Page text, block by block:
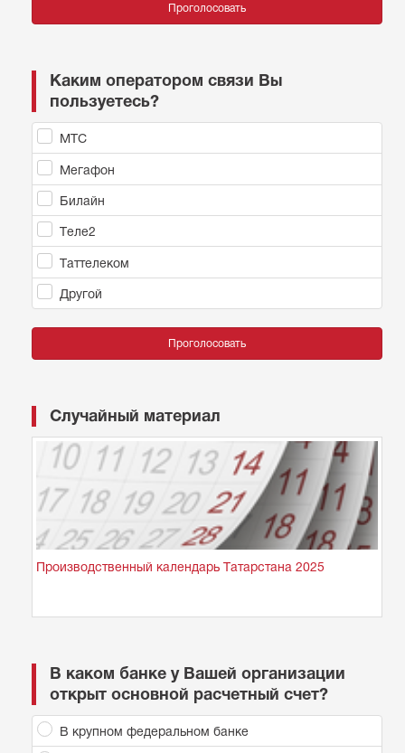
Проголосовать
Каким оператором связи Вы
пользуетесь?
МТС
Мегафон
Билайн
Теле2
Таттелеком
Другой
Проголосовать
Случайный материал
Производственный календарь Татарстана 2025
В каком банке у Вашей организации
открыт основной расчетный счет?
В крупном федеральном банке